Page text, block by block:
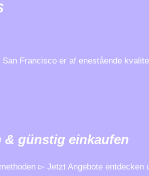
Francisco er af enestående
günstig einkaufen
▻ Jetzt Angebote entdecken